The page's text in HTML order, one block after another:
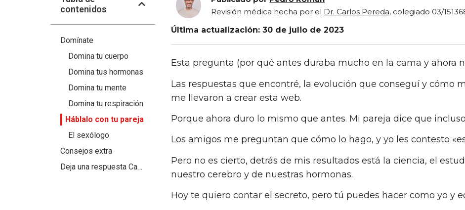
contenidos
Domínate
Domina tu cuerpo
Domina tus hormonas
Domina tu mente
Domina tu respiración
Háblalo con tu pareja
El sexólogo
Consejos extra
Deja una respuesta Cancelar la respuesta
Revisión médica hecha por el Dr. Carlos Pereda, colegiado 03/
Última actualización: 30 de julio de 2023
Esta pregunta (por qué antes duraba mucho en la cama y ahora
Las respuestas que encontré, la evolución que conseguí y cómo
me llevaron a crear esta web.
Porque ahora duro lo mismo que antes. Mi pareja dice que
Los amigos me preguntan que cómo lo hago, y yo les contesto
Pero no es cierto, detrás de mis resultados está la ciencia, el
nuestro cerebro y de nuestras hormonas.
Hoy te quiero contar el secreto, pero tú puedes hacer como yo y